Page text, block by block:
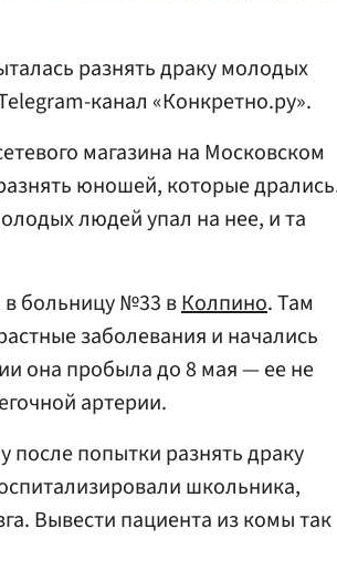
разнять драку молодых
канал «Конкретно.ру».
магазина на Московском
юношей, которые
людей упал на нее, и та
больницу №33 вКолпино. Там
заболевания и начались
она пробыла до 8 мая — ее не
артерии.
после попытки разнять драку
школьника,
Вывести пациента из комы так